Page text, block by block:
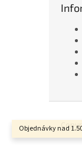
Objednávky nad